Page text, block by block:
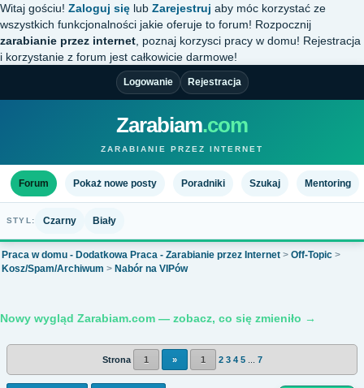
Witaj gościu! Zaloguj się lub Zarejestruj aby móc korzystać ze
wszystkich funkcjonalności jakie oferuje to forum! Rozpocznij
zarabianie przez internet , poznaj korzysci pracy w domu! Rejestracja
i korzystanie z forum jest całkowicie darmowe!
Logowanie Rejestracja
Zarabiam.com
ZARABIANIE PRZEZ INTERNET
Forum Pokaż nowe posty Poradniki Szukaj Mentoring
STYL: Czarny Biały
Praca w domu - Dodatkowa Praca - Zarabianie przez Internet > Off-Topic >
Kosz/Spam/Archiwum > Nabór na VIPów
Nowy wygląd Zarabiam.com — zobacz, co się zmieniło →
Strona 1 » 1 2 3 4 5 7